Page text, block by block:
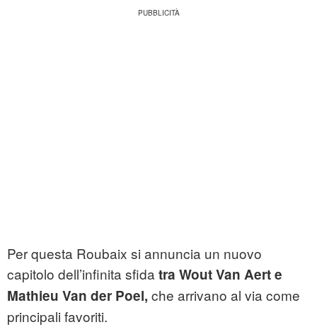
Per questa Roubaix si annuncia un nuovo
capitolo dell’infinita sfida tra Wout Van Aert e
Mathieu Van der Poel, che arrivano al via come
principali favoriti.